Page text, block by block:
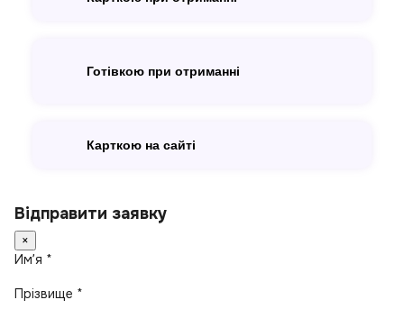
Готівкою при отриманні
Карткою на сайті
Відправити заявку
×
Имʼя *
Прізвище *